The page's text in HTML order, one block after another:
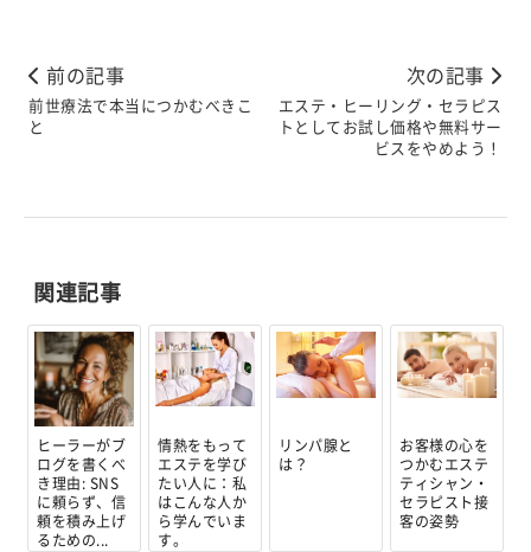
前の記事
前世療法で本当につかむべきこ
と
次の記事
エステ・ヒーリング・セラピス
トとしてお試し価格や無料サー
ビスをやめよう！
関連記事
ヒーラーがブ
ログを書くべ
き理由: SNS
に頼らず、信
頼を積み上げ
るための...
情熱をもって
エステを学び
たい人に：私
はこんな人か
ら学んでいま
す。
リンパ腺と
は？
お客様の心を
つかむエステ
ティシャン・
セラピスト接
客の姿勢